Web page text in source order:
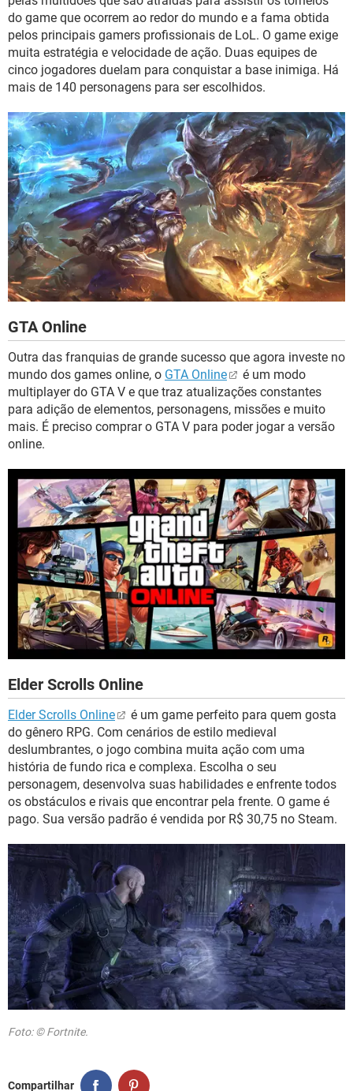
do game que ocorrem ao redor do mundo e a fama obtida
pelos principais gamers profissionais de LoL. O game exige
muita estratégia e velocidade de ação. Duas equipes de
cinco jogadores duelam para conquistar a base inimiga. Há
mais de 140 personagens para ser escolhidos.
GTA Online
Outra das franquias de grande sucesso que agora investe no
mundo dos games online, o GTA Online
é um modo
multiplayer do GTA V e que traz atualizações constantes
para adição de elementos, personagens, missões e muito
mais. É preciso comprar o GTA V para poder jogar a versão
online.
Elder Scrolls Online
Elder Scrolls Online
é um game perfeito para quem gosta
do gênero RPG. Com cenários de estilo medieval
deslumbrantes, o jogo combina muita ação com uma
história de fundo rica e complexa. Escolha o seu
personagem, desenvolva suas habilidades e enfrente todos
os obstáculos e rivais que encontrar pela frente. O game é
pago. Sua versão padrão é vendida por R$ 30,75 no Steam.
Foto: © Fortnite.
Compartilhar